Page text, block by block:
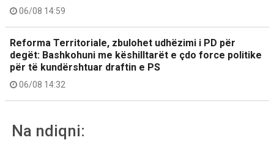
06/08 14:59
Reforma Territoriale, zbulohet udhëzimi i PD për
degët: Bashkohuni me këshilltarët e çdo force politike
për të kundërshtuar draftin e PS
06/08 14:32
Na ndiqni: